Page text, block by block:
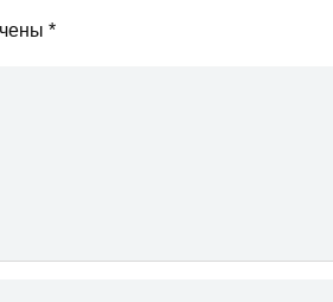
*